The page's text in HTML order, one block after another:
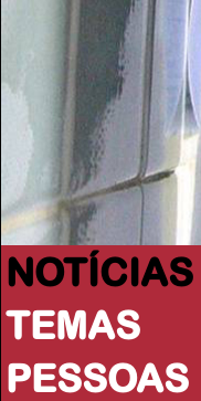
NOTÍCIAS
TEMAS
PESSOAS